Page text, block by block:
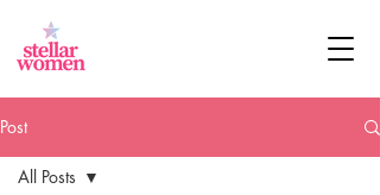
Post
All Posts